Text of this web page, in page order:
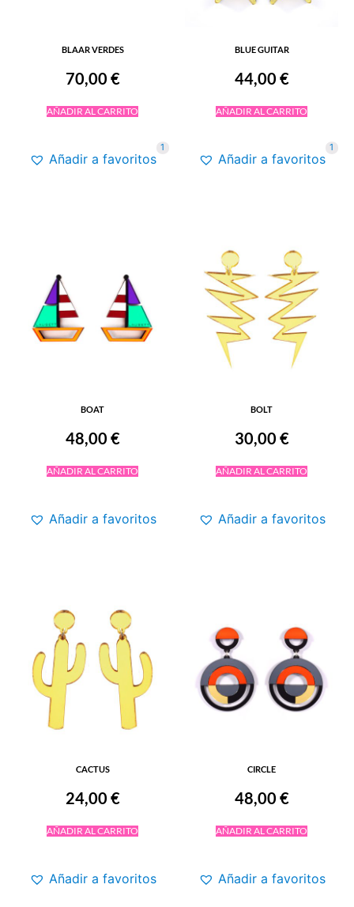
BLAAR VERDES
70,00 €
AÑADIR AL CARRITO
Añadir a favoritos
1
BLUE GUITAR
44,00 €
AÑADIR AL CARRITO
Añadir a favoritos
1
BOAT
48,00 €
AÑADIR AL CARRITO
Añadir a favoritos
BOLT
30,00 €
AÑADIR AL CARRITO
Añadir a favoritos
CACTUS
24,00 €
AÑADIR AL CARRITO
Añadir a favoritos
CIRCLE
48,00 €
AÑADIR AL CARRITO
Añadir a favoritos